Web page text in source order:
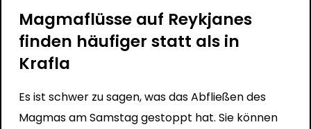
Magmaflüsse auf Reykjanes
finden häufiger statt als in
Krafla
Es ist schwer zu sagen, was das Abfließen des
Magmas am Samstag gestoppt hat. Sie können